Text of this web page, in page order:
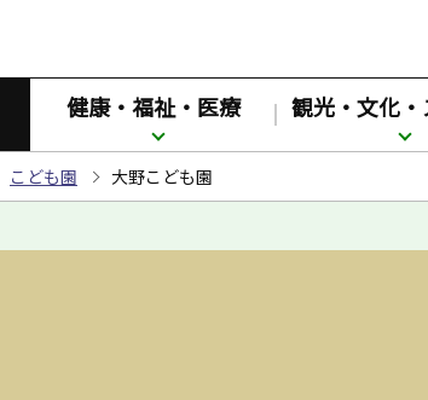
健康・福祉・医療 観光・文化
こども園 大野こども園